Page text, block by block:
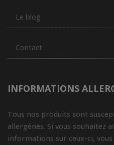
Le blog
Contact
INFORMATIONS
Tous nos produits sont
allergènes. Si vous souhaitez
informations sur ceux-ci,